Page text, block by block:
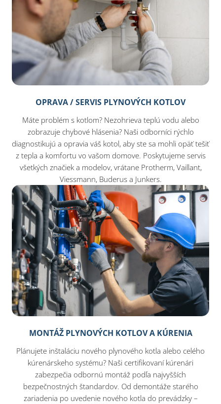
OPRAVA / SERVIS PLYNOVÝCH KOTLOV
Máte problém s kotlom? Nezohrieva teplú vodu alebo
zobrazuje chybové hlásenia? Naši odborníci rýchlo
diagnostikujú a opravia váš kotol, aby ste sa mohli opäť tešiť
z tepla a komfortu vo vašom domove. Poskytujeme servis
všetkých značiek a modelov, vrátane Protherm, Vaillant,
Viessmann, Buderus a Junkers.​
MONTÁŽ PLYNOVÝCH KOTLOV A KÚRENIA
Plánujete inštaláciu nového plynového kotla alebo celého
kúrenárskeho systému? Naši certifikovaní kúrenári
zabezpečia odbornú montáž podľa najvyšších
bezpečnostných štandardov. Od demontáže starého
zariadenia po uvedenie nového kotla do prevádzky –